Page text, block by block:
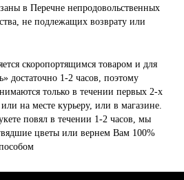
в Перечне непродовольственных
не подлежащих возврату или
скоропортящимся товаром и для
достаточно 1-2 часов, поэтому
только в течении первых 2-х
на месте курьеру, или в магазине.
повял в течении 1-2 часов, мы
цветы или вернем Вам 100%